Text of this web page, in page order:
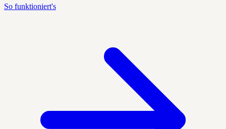
So funktioniert's